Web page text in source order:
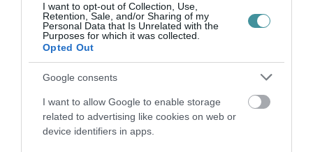
I want to opt-out of Collection, Use,
Retention, Sale, and/or Sharing of my
Personal Data that Is Unrelated with the
Purposes for which it was collected.
Opted Out
Google consents
I want to allow Google to enable storage
related to advertising like cookies on web or
device identifiers in apps.
ÚJ MAGYAR KÜLÜGYI STRATÉGIA KÉSZÜL,
2026. augusztus 08|Mindenki ügye